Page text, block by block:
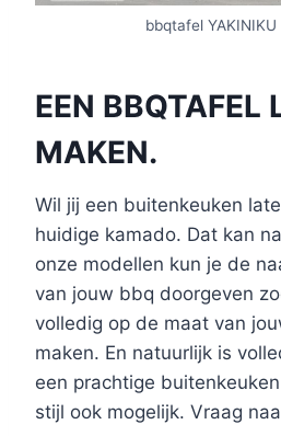
bbqtafel YAKINIKU
EEN BBQTAFEL
MAKEN.
Wil jij een buitenkeuken
huidige kamado. Dat kan
onze modellen kun je de
van jouw bbq doorgeven
volledig op de maat van
maken. En natuurlijk is
een prachtige
stijl ook mogelijk. Vraag